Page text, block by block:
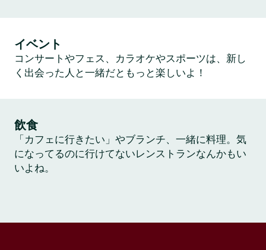
イベント
コンサートやフェス、カラオケやスポーツは、新し
く出会った人と一緒だともっと楽しいよ！
飲食
「カフェに行きたい」やブランチ、一緒に料理。気
になってるのに行けてないレンストランなんかもい
いよね。